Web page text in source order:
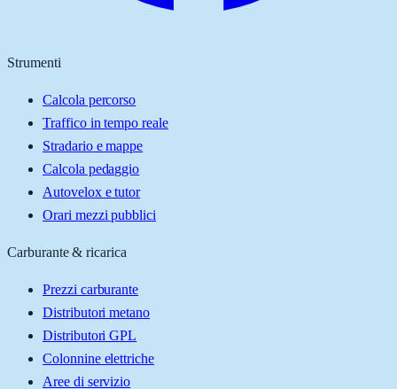
Strumenti
Calcola percorso
Traffico in tempo reale
Stradario e mappe
Calcola pedaggio
Autovelox e tutor
Orari mezzi pubblici
Carburante & ricarica
Prezzi carburante
Distributori metano
Distributori GPL
Colonnine elettriche
Aree di servizio